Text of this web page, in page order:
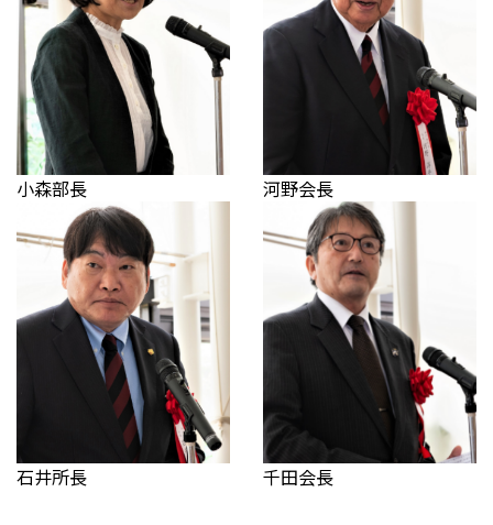
小森部長 河野会長
石井所長 千田会長